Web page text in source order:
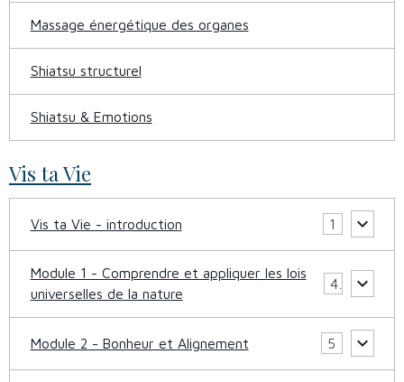
Massage énergétique des organes
Shiatsu structurel
Shiatsu & Emotions
Vis ta Vie
Vis ta Vie - introduction 1
Module 1 - Comprendre et appliquer les lois
universelles de la nature
Module 2 - Bonheur et Alignement 5